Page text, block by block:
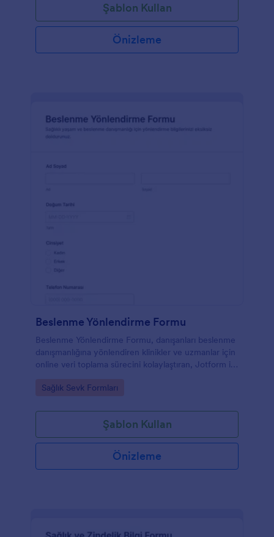
Şablon Kullan
Önizleme
Beslenme Yönlendirme Formu
Beslenme Yönlendirme Formu, danışanları beslenme
danışmanlığına yönlendiren klinikler ve uzmanlar için
online veri toplama sürecini kolaylaştıran, Jotform ile
Go to Category:
Sağlık Sevk Formları
Şablon Kullan
Önizleme